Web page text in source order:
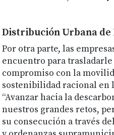
Distribución Urbana
Por otra parte, las
encuentro para
compromiso con la
sostenibilidad racional en
“Avanzar hacia la
nuestros grandes retos,
su consecución a través